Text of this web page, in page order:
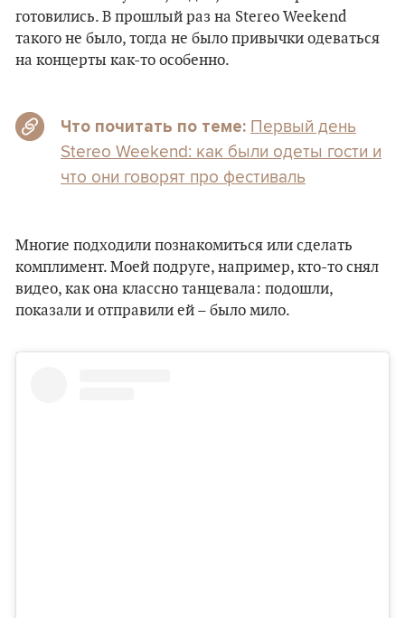
готовились. В прошлый раз на Stereo Weekend
такого не было, тогда не было привычки одеваться
на концерты как-то особенно.
Что почитать по теме: Первый день
Stereo Weekend: как были одеты гости и
что они говорят про фестиваль
Многие подходили познакомиться или сделать
комплимент. Моей подруге, например, кто-то снял
видео, как она классно танцевала: подошли,
показали и отправили ей – было мило.